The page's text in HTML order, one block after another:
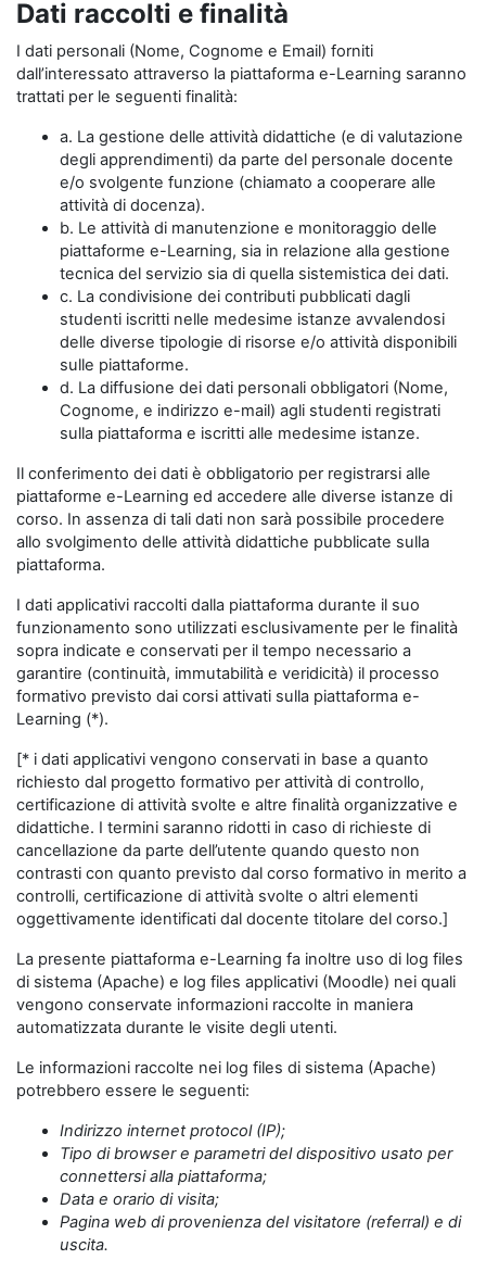
Dati raccolti e finalità
I dati personali (Nome, Cognome e Email) forniti
dall’interessato attraverso la piattaforma e-Learning saranno
trattati per le seguenti finalità:
a. La gestione delle attività didattiche (e di valutazione
degli apprendimenti) da parte del personale docente
e/o svolgente funzione (chiamato a cooperare alle
attività di docenza).
b. Le attività di manutenzione e monitoraggio delle
piattaforme e-Learning, sia in relazione alla gestione
tecnica del servizio sia di quella sistemistica dei dati.
c. La condivisione dei contributi pubblicati dagli
studenti iscritti nelle medesime istanze avvalendosi
delle diverse tipologie di risorse e/o attività disponibili
sulle piattaforme.
d. La diffusione dei dati personali obbligatori (Nome,
Cognome, e indirizzo e-mail) agli studenti registrati
sulla piattaforma e iscritti alle medesime istanze.
Il conferimento dei dati è obbligatorio per registrarsi alle
piattaforme e-Learning ed accedere alle diverse istanze di
corso. In assenza di tali dati non sarà possibile procedere
allo svolgimento delle attività didattiche pubblicate sulla
piattaforma.
I dati applicativi raccolti dalla piattaforma durante il suo
funzionamento sono utilizzati esclusivamente per le finalità
sopra indicate e conservati per il tempo necessario a
garantire (continuità, immutabilità e veridicità) il processo
formativo previsto dai corsi attivati sulla piattaforma e-
Learning (*).
[* i dati applicativi vengono conservati in base a quanto
richiesto dal progetto formativo per attività di controllo,
certificazione di attività svolte e altre finalità organizzative e
didattiche. I termini saranno ridotti in caso di richieste di
cancellazione da parte dell’utente quando questo non
contrasti con quanto previsto dal corso formativo in merito a
controlli, certificazione di attività svolte o altri elementi
oggettivamente identificati dal docente titolare del corso.]
La presente piattaforma e-Learning fa inoltre uso di log files
di sistema (Apache) e log files applicativi (Moodle) nei quali
vengono conservate informazioni raccolte in maniera
automatizzata durante le visite degli utenti.
Le informazioni raccolte nei log files di sistema (Apache)
potrebbero essere le seguenti:
Indirizzo internet protocol (IP);
Tipo di browser e parametri del dispositivo usato per
connettersi alla piattaforma;
Data e orario di visita;
Pagina web di provenienza del visitatore (referral) e di
uscita.